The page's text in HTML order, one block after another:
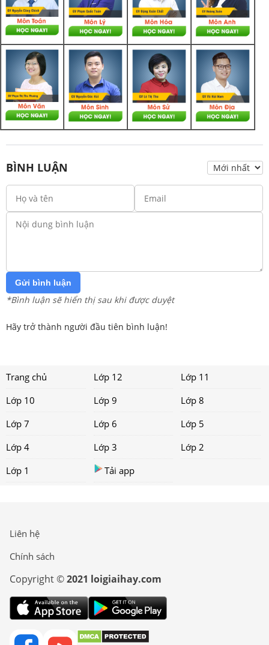
BÌNH LUẬN
Gửi bình luận
*Bình luận sẽ hiển thị sau khi được duyệt
Hãy trở thành người đầu tiên bình luận!
Trang chủ Lớp 12
Lớp 11
Lớp 10
Lớp 9
Lớp 8
Lớp 7
Lớp 6
Lớp 5
Lớp 4
Lớp 3
Lớp 2
Lớp 1
Tải app
Liên hệ
Chính sách
Copyright ©2021 loigiaihay.com